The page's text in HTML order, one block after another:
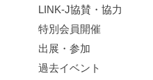
LINK-J協賛・協力
特別会員開催
出展・参加
過去イベント